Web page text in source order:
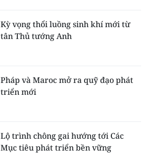
Kỳ vọng thổi luồng sinh khí mới từ
tân Thủ tướng Anh
Pháp và Maroc mở ra quỹ đạo phát
triển mới
Lộ trình chông gai hướng tới Các
Mục tiêu phát triển bền vững